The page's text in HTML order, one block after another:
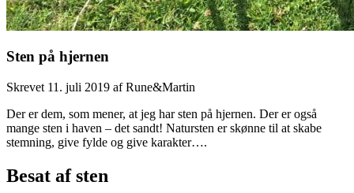
Sten på hjernen
Skrevet 11. juli 2019 afRune&Martin
Der er dem, som mener, at jeg har sten på hjernen. Der er også
mange sten i haven – det sandt! Natursten er skønne til at skabe
stemning, give fylde og give karakter….
Besat af sten